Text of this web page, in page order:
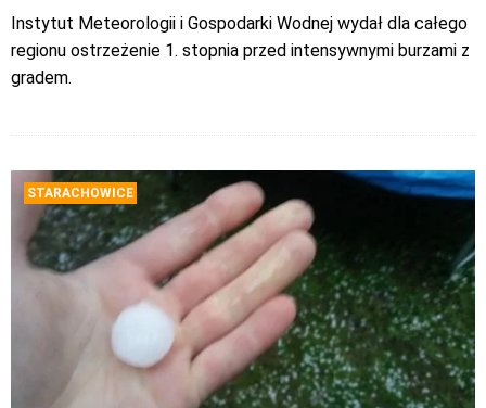
Instytut Meteorologii i Gospodarki Wodnej wydał dla całego
regionu ostrzeżenie 1. stopnia przed intensywnymi burzami z
gradem.
STARACHOWICE